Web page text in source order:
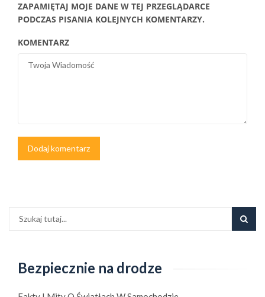
ZAPAMIĘTAJ MOJE DANE W TEJ PRZEGLĄDARCE
PODCZAS PISANIA KOLEJNYCH KOMENTARZY.
KOMENTARZ
Bezpiecznie na drodze